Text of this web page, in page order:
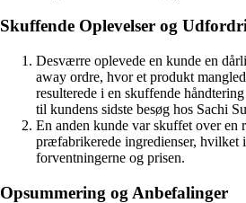
Skuffende Oplevelser og
Desværre oplevede en kunde en
away ordre, hvor et produkt
resulterede i en skuffende
til kundens sidste besøg hos Sachi
En anden kunde var skuffet over en
præfabrikerede ingredienser, hvilket
forventningerne og prisen.
Opsummering og Anbefalinger